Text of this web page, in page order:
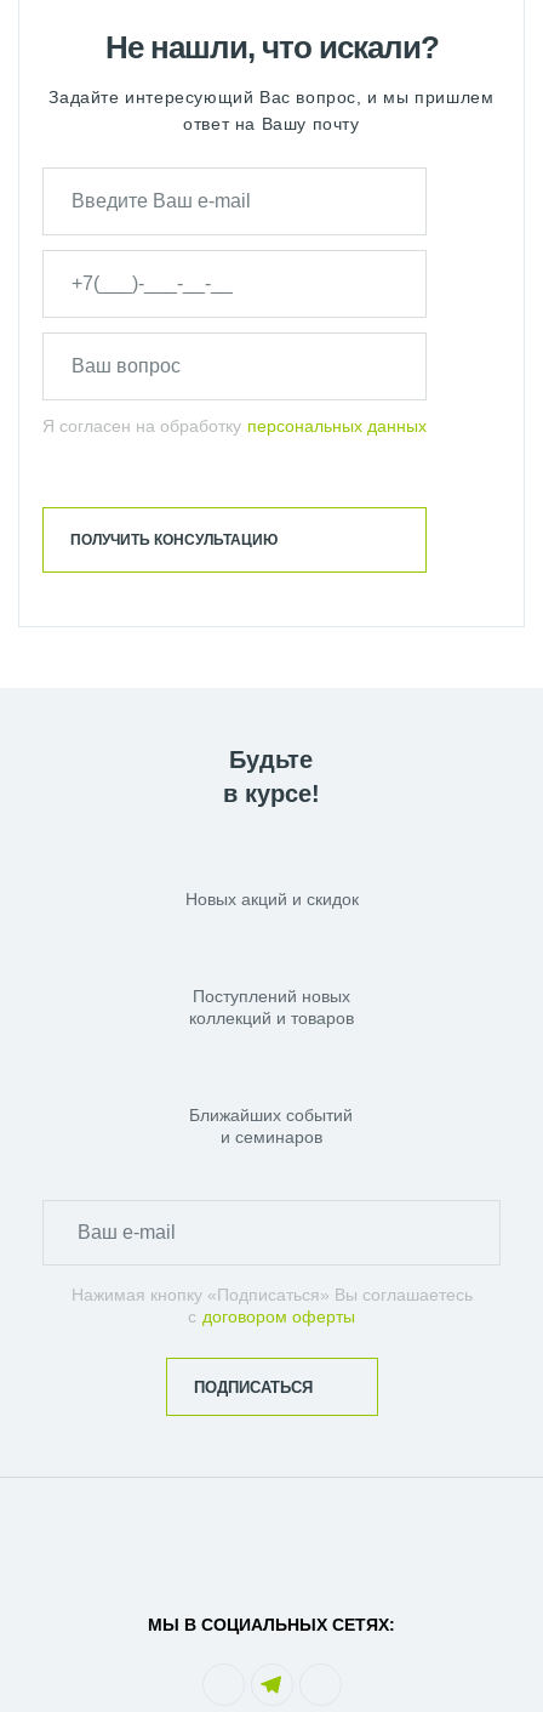
Не нашли, что искали?
Задайте интересующий Вас вопрос, и мы пришлем
ответ на Вашу почту
Я согласен на обработку персональных данных
ПОЛУЧИТЬ КОНСУЛЬТАЦИЮ
Будьте
в курсе!
Новых акций и скидок
Поступлений новых
коллекций и товаров
Ближайших событий
и семинаров
Нажимая кнопку «Подписаться» Вы соглашаетесь
с договором оферты
ПОДПИСАТЬСЯ
МЫ В СОЦИАЛЬНЫХ СЕТЯХ: